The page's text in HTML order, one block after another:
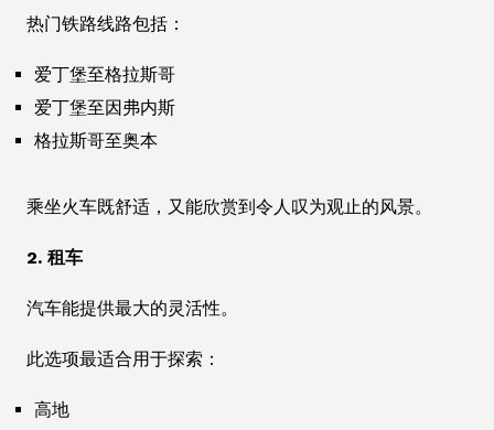
热门铁路线路包括：
爱丁堡至格拉斯哥
爱丁堡至因弗内斯
格拉斯哥至奥本
乘坐火车既舒适，又能欣赏到令人叹为观止的风景。
2. 租车
汽车能提供最大的灵活性。
此选项最适合用于探索：
高地